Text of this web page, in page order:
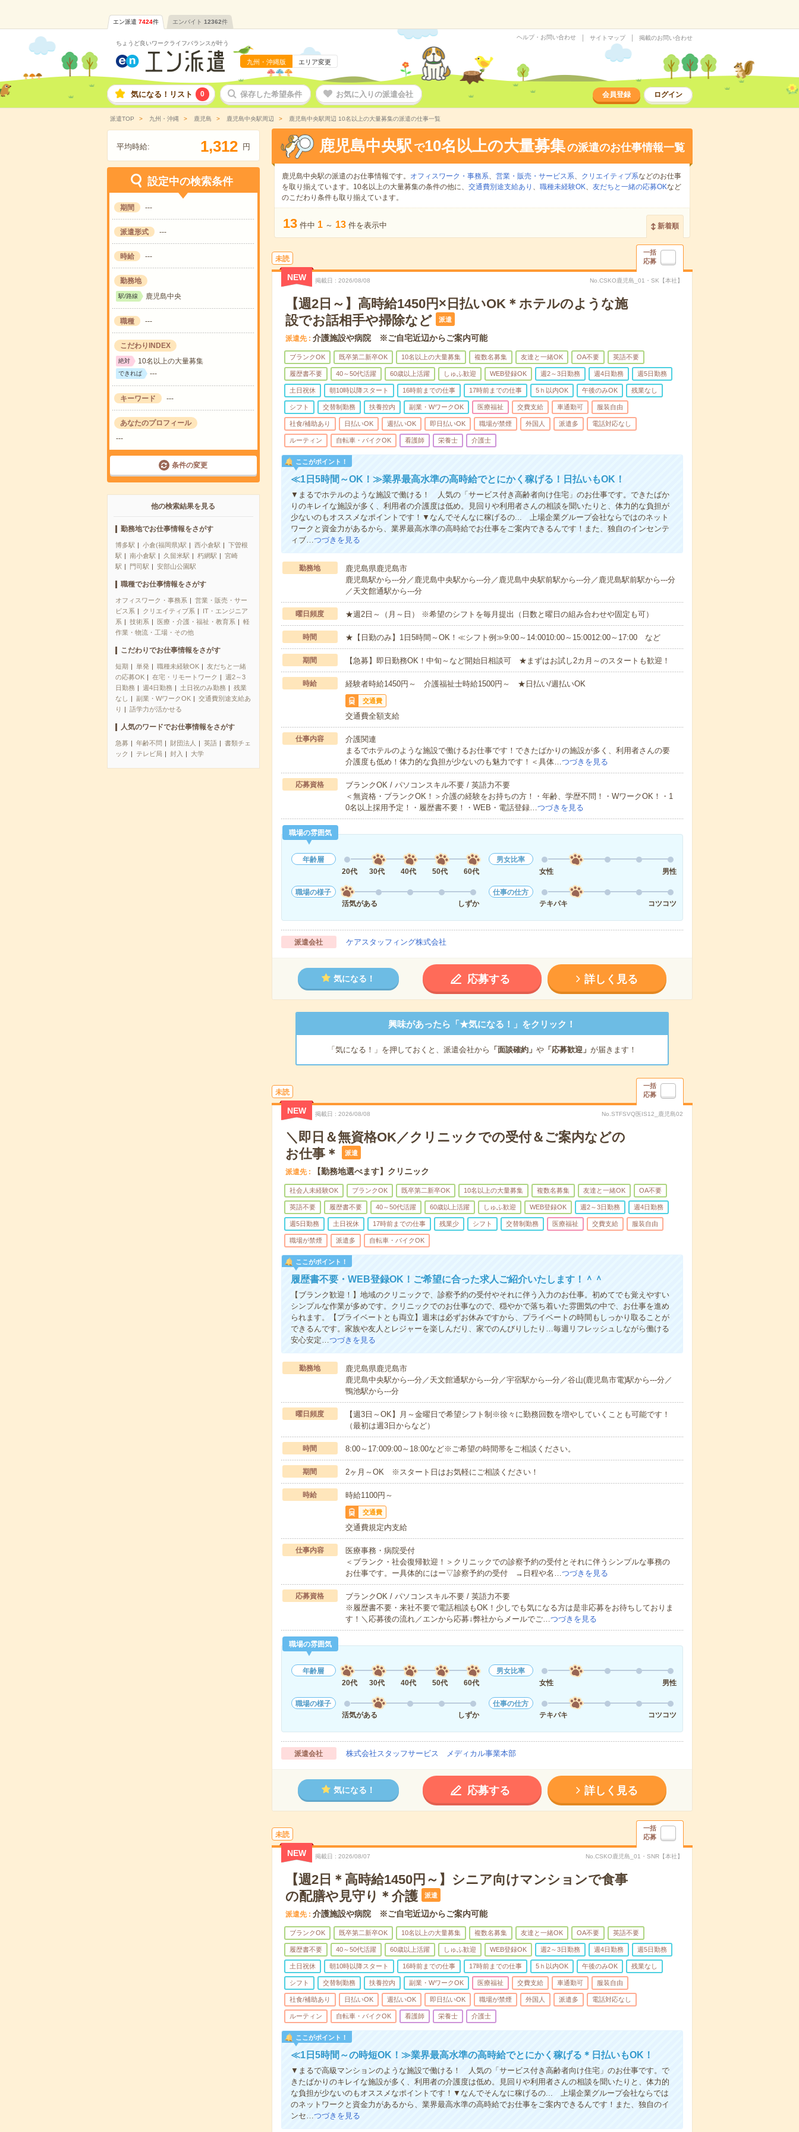
エン派遣 7424件 エンバイト 12362件
ちょうど良いワークライフバランスが叶う
九州・沖縄版 エリア変更
ヘルプ・お問い合わせ サイトマップ 掲載のお問い合わせ
気になる！リスト 0 保存した希望条件 お気に入りの派遣会社 会員登録 ログイン
派遣TOP 九州・沖縄 鹿児島 鹿児島中央駅周辺 鹿児島中央駅周辺 10名以上の大量募集の派遣の仕事一覧
平均時給: 1,312 円
設定中の検索条件
期間 ---
派遣形式 ---
時給 ---
勤務地
駅/路線 鹿児島中央
職種 ---
こだわりINDEX
絶対 10名以上の大量募集
できれば ---
キーワード ---
あなたのプロフィール
---
条件の変更
他の検索結果を見る
勤務地でお仕事情報をさがす
博多駅 小倉(福岡県)駅 西小倉駅
下曽根
駅
南小倉駅 久留米駅 朽網駅
宮崎
駅
門司駅 安部山公園駅
職種でお仕事情報をさがす
オフィスワーク・事務系
営業・販売・サー
ビス系
クリエイティブ系
IT・エンジニア
系
技術系 医療・介護・福祉・教育系
軽
作業・物流・工場・その他
こだわりでお仕事情報をさがす
短期 単発 職種未経験OK
友だちと一緒
の応募OK
在宅・リモートワーク
週2～3
日勤務
週4日勤務 土日祝のみ勤務
残業
なし
副業・WワークOK
交通費別途支給あ
り
語学力が活かせる
人気のワードでお仕事情報をさがす
急募 年齢不問 財団法人 英語
書類チェ
ック
テレビ局 封入 大学
鹿児島中央駅 で10名以上の大量募集の派遣のお仕事情報一覧
鹿児島中央駅の派遣のお仕事情報です。 オフィスワーク・事務系、 営業・販売・サービス系、 クリエイティブ系などのお仕事
を取り揃えています。10名以上の大量募集の条件の他に、 交通費別途支給あり 、 職種未経験OK、 友だちと一緒の応募OKなど
のこだわり条件も取り揃えています。
13 件中 1 ～ 13 件を表示中 新着順
未読
一括
応募
NEW 掲載日 2026/08/08 No.CSKO鹿児島_01・SK【本社】
【週2日～】高時給1450円×日払いOK＊ホテルのような施
設でお話相手や掃除など
派遣
派遣先 介護施設や病院 ※ご自宅近辺からご案内可能
ブランクOK 既卒第二新卒OK 10名以上の大量募集 複数名募集 友達と一緒OK OA不要 英語不要
履歴書不要 40～50代活躍 60歳以上活躍 しゅふ歓迎 WEB登録OK 週2～3日勤務 週4日勤務 週5日勤務
土日祝休 朝10時以降スタート 16時前までの仕事 17時前までの仕事 5ｈ以内OK 午後のみOK 残業なし
シフト 交替制勤務 扶養控内 副業・WワークOK 医療福祉 交費支給 車通勤可 服装自由
社食/補助あり 日払いOK 週払いOK 即日払いOK 職場が禁煙 外国人 派遣多 電話対応なし
ルーティン 自転車・バイクOK 看護師 栄養士 介護士
ここがポイント！
≪1日5時間～OK！≫業界最高水準の高時給でとにかく稼げる！日払いもOK！
▼まるでホテルのような施設で働ける！ 人気の「サービス付き高齢者向け住宅」のお仕事です。できたばか
りのキレイな施設が多く、利用者の介護度は低め。見回りや利用者さんの相談を聞いたりと、体力的な負担が
少ないのもオススメなポイントです！▼なんでそんなに稼げるの... 上場企業グループ会社ならではのネット
ワークと資金力があるから、業界最高水準の高時給でお仕事をご案内できるんです！また、独自のインセンテ
ィブ…つづきを見る
勤務地
鹿児島県鹿児島市
鹿児島駅から---分／鹿児島中央駅から---分／鹿児島中央駅前駅から---分／鹿児島駅前駅から---分
／天文館通駅から---分
曜日頻度 ★週2日～（月～日） ※希望のシフトを毎月提出（日数と曜日の組み合わせや固定も可）
時間 ★【日勤のみ】1日5時間～OK！≪シフト例≫9:00～14:0010:00～15:0012:00～17:00 など
期間 【急募】即日勤務OK！中旬～など開始日相談可 ★まずはお試し2カ月～のスタートも歓迎！
時給 経験者時給1450円～ 介護福祉士時給1500円～ ★日払い/週払いOK
交通費
交通費全額支給
仕事内容
介護関連
まるでホテルのような施設で働けるお仕事です！できたばかりの施設が多く、利用者さんの要
介護度も低め！体力的な負担が少ないのも魅力です！＜具体…つづきを見る
応募資格
ブランクOK / パソコンスキル不要 / 英語力不要
＜無資格・ブランクOK！＞介護の経験をお持ちの方！・年齢、学歴不問！・WワークOK！・1
0名以上採用予定！・履歴書不要！・WEB・電話登録…つづきを見る
職場の雰囲気
年齢層
20代
30代 40代 50代 60代
男女比率
女性
男性
職場の様子
活気がある
しずか
仕事の仕方
テキパキ
コツコツ
派遣会社 ケアスタッフィング株式会社
気になる！ 応募する 詳しく見る
興味があったら「★気になる！」をクリック！
「気になる！」を押しておくと、派遣会社から 「面談確約」 や「応募歓迎」 が届きます！
未読
一括
応募
NEW 掲載日 2026/08/08 No.STFSVQ医IS12_鹿児島02
＼即日＆無資格OK／クリニックでの受付＆ご案内などの
お仕事＊
派遣
派遣先 【勤務地選べます】クリニック
社会人未経験OK ブランクOK 既卒第二新卒OK 10名以上の大量募集 複数名募集 友達と一緒OK OA不要
英語不要 履歴書不要 40～50代活躍 60歳以上活躍 しゅふ歓迎 WEB登録OK 週2～3日勤務 週4日勤務
週5日勤務 土日祝休 17時前までの仕事 残業少 シフト 交替制勤務 医療福祉 交費支給 服装自由
職場が禁煙 派遣多 自転車・バイクOK
ここがポイント！
履歴書不要・WEB登録OK！ご希望に合った求人ご紹介いたします！＾＾
【ブランク歓迎！】地域のクリニックで、診察予約の受付やそれに伴う入力のお仕事。初めてでも覚えやすい
シンプルな作業が多めです。クリニックでのお仕事なので、穏やかで落ち着いた雰囲気の中で、お仕事を進め
られます。【プライベートとも両立】週末は必ずお休みですから、プライベートの時間もしっかり取ることが
できるんです。家族や友人とレジャーを楽しんだり、家でのんびりしたり…毎週リフレッシュしながら働ける
安心安定…つづきを見る
勤務地
鹿児島県鹿児島市
鹿児島中央駅から---分／天文館通駅から---分／宇宿駅から---分／谷山(鹿児島市電)駅から---分／
鴨池駅から---分
曜日頻度
【週3日～OK】月～金曜日で希望シフト制※徐々に勤務回数を増やしていくことも可能です！
（最初は週3日からなど）
時間 8:00～17:009:00～18:00など※ご希望の時間帯をご相談ください。
期間 2ヶ月～OK ※スタート日はお気軽にご相談ください！
時給 時給1100円～
交通費
交通費規定内支給
仕事内容
医療事務・病院受付
＜ブランク・社会復帰歓迎！＞クリニックでの診察予約の受付とそれに伴うシンプルな事務の
お仕事です。ー具体的にはー▽診察予約の受付 →日程や名…つづきを見る
応募資格
ブランクOK / パソコンスキル不要 / 英語力不要
※履歴書不要・来社不要で電話相談もOK！少しでも気になる方は是非応募をお待ちしておりま
す！＼応募後の流れ／エンから応募↓弊社からメールでご…つづきを見る
職場の雰囲気
年齢層
20代
30代 40代 50代 60代
男女比率
女性
男性
職場の様子
活気がある
しずか
仕事の仕方
テキパキ
コツコツ
派遣会社 株式会社スタッフサービス メディカル事業本部
気になる！ 応募する 詳しく見る
未読
一括
応募
NEW 掲載日 2026/08/07 No.CSKO鹿児島_01・SNR【本社】
【週2日＊高時給1450円～】シニア向けマンションで食事
の配膳や見守り＊介護
派遣
派遣先 介護施設や病院 ※ご自宅近辺からご案内可能
ブランクOK 既卒第二新卒OK 10名以上の大量募集 複数名募集 友達と一緒OK OA不要 英語不要
履歴書不要 40～50代活躍 60歳以上活躍 しゅふ歓迎 WEB登録OK 週2～3日勤務 週4日勤務 週5日勤務
土日祝休 朝10時以降スタート 16時前までの仕事 17時前までの仕事 5ｈ以内OK 午後のみOK 残業なし
シフト 交替制勤務 扶養控内 副業・WワークOK 医療福祉 交費支給 車通勤可 服装自由
社食/補助あり 日払いOK 週払いOK 即日払いOK 職場が禁煙 外国人 派遣多 電話対応なし
ルーティン 自転車・バイクOK 看護師 栄養士 介護士
ここがポイント！
≪1日5時間～の時短OK！≫業界最高水準の高時給でとにかく稼げる＊日払いもOK！
▼まるで高級マンションのような施設で働ける！ 人気の「サービス付き高齢者向け住宅」のお仕事です。で
きたばかりのキレイな施設が多く、利用者の介護度は低め。見回りや利用者さんの相談を聞いたりと、体力的
な負担が少ないのもオススメなポイントです！▼なんでそんなに稼げるの... 上場企業グループ会社ならでは
のネットワークと資金力があるから、業界最高水準の高時給でお仕事をご案内できるんです！また、独自のイ
ンセ…つづきを見る